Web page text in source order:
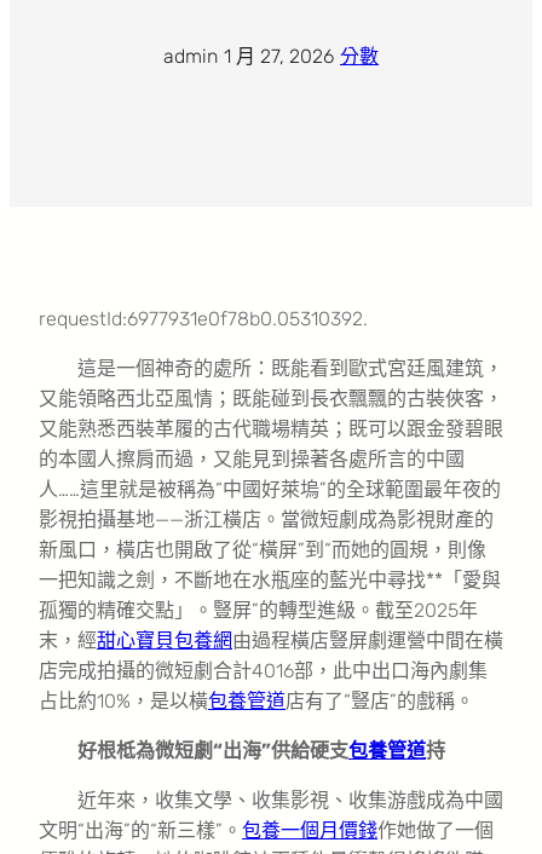
admin 1 月 27, 2026 分數
requestId:6977931e0f78b0.05310392.
這是一個神奇的處所：既能看到歐式宮廷風建筑，
又能領略西北亞風情；既能碰到長衣飄飄的古裝俠客，
又能熟悉西裝革履的古代職場精英；既可以跟金發碧眼
的本國人擦肩而過，又能見到操著各處所言的中國
人……這里就是被稱為“中國好萊塢”的全球範圍最年夜的
影視拍攝基地——浙江橫店。當微短劇成為影視財產的
新風口，橫店也開啟了從“橫屏”到“而她的圓規，則像
一把知識之劍，不斷地在水瓶座的藍光中尋找**「愛與
孤獨的精確交點」。豎屏”的轉型進級。截至2025年
末，經甜心寶貝包養網由過程橫店豎屏劇運營中間在橫
店完成拍攝的微短劇合計4016部，此中出口海內劇集
占比約10%，是以橫包養管道店有了“豎店”的戲稱。
好根柢為微短劇“出海”供給硬支包養管道持
近年來，收集文學、收集影視、收集游戲成為中國
文明“出海”的“新三樣”。 包養一個月價錢作她做了一個